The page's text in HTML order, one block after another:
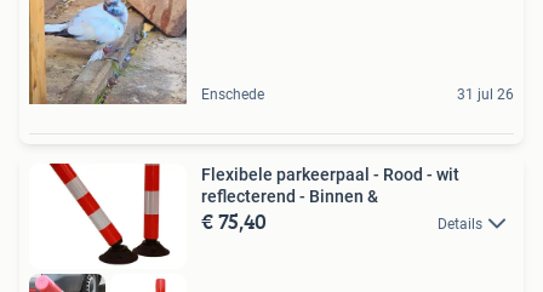
Enschede 31 jul 26
Flexibele parkeerpaal - Rood - wit
reflecterend - Binnen &
€ 75,40 Details